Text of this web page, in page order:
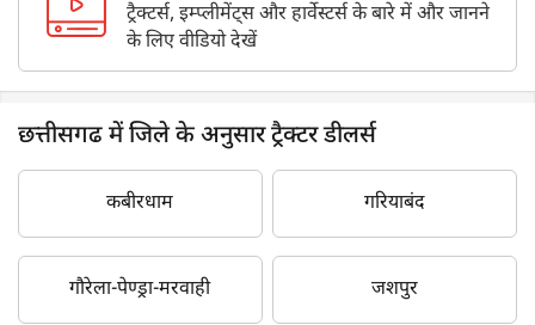
ट्रैक्टर्स, इम्प्लीमेंट्स और हार्वेस्टर्स के बारे में और जानने
के लिए वीडियो देखें
छत्तीसगढ में जिले के अनुसार ट्रैक्टर डीलर्स
कबीरधाम गरियाबंद
गौरेला-पेण्ड्रा-मरवाही जशपुर